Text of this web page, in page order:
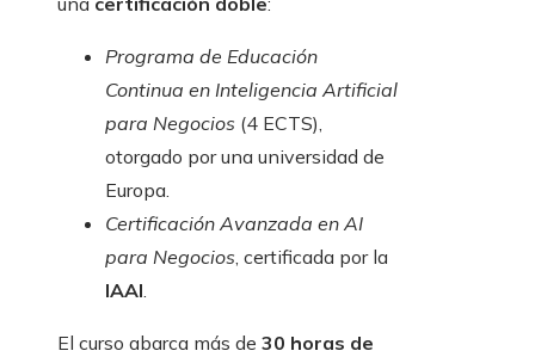
Programa de Educación
Continua en Inteligencia Artificial
para Negocios (4 ECTS),
otorgado por una universidad de
Europa.
Certificación Avanzada en AI
para Negocios, certificada por la
IAAI.
El curso abarca más de 30 horas de